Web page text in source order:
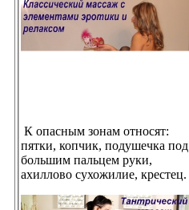
К опасным зонам относят:
пятки, копчик, подушечка под
большим пальцем руки,
ахиллово сухожилие, крестец.